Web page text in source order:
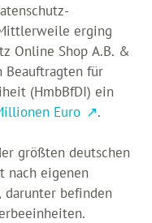
erging
Online Shop A.B. &
Beauftragten für
(HmbBfDI) ein
Euro
.
größten deutschen
nach eigenen
darunter befinden